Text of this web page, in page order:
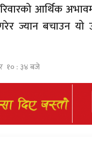
आर्थिक
ज्यान बचाउन यो
१० : ३४ बजे